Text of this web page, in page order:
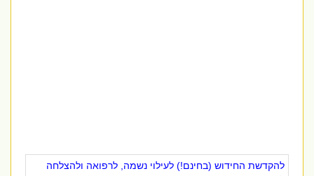
להקדשת החידוש (בחינם!) לעילוי נשמה, לרפואה ולהצלחה